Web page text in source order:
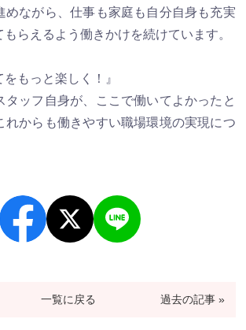
めながら、仕事も家庭も自分自身も充実
もらえるよう働きかけを続けています。
をもっと楽しく！』
タッフ自身が、ここで働いてよかったと
れからも働きやすい職場環境の実現につ
一覧に戻る 過去の記事 »